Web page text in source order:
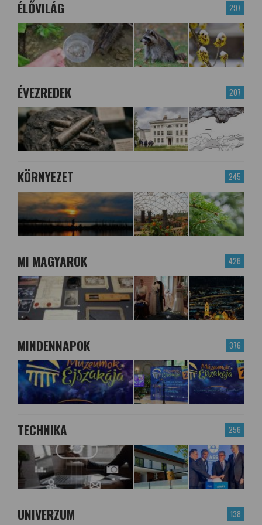
297
ÉLŐVILÁG
207
ÉVEZREDEK
245
KÖRNYEZET
426
MI MAGYAROK
376
MINDENNAPOK
256
TECHNIKA
138
UNIVERZUM